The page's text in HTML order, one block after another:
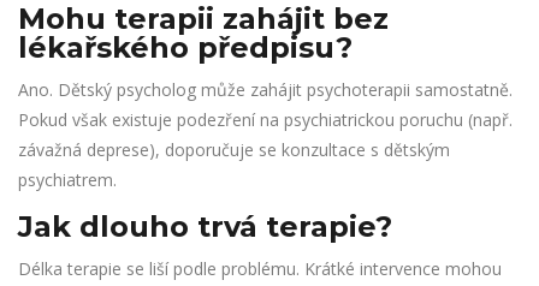
Mohu terapii zahájit bez
lékařského předpisu?
Ano. Dětský psycholog může zahájit psychoterapii samostatně.
Pokud však existuje podezření na psychiatrickou poruchu (např.
závažná deprese), doporučuje se konzultace s dětským
psychiatrem.
Jak dlouho trvá terapie?
Délka terapie se liší podle problému. Krátké intervence mohou